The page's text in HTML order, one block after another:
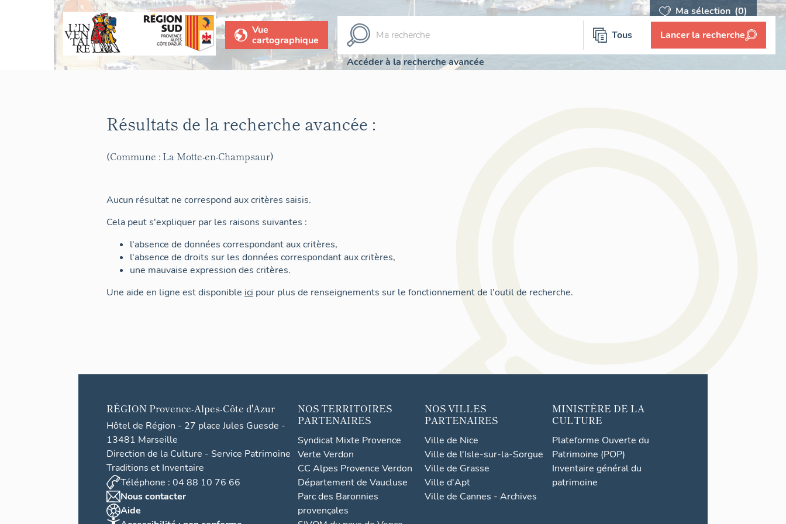
Ma sélection (0)
Vue
cartographique
Tous Lancer la recherche
Accéder à la recherche avancée
Résultats de la recherche avancée :
(Commune : La Motte-en-Champsaur)
Aucun résultat ne correspond aux critères saisis.
Cela peut s'expliquer par les raisons suivantes :
l'absence de données correspondant aux critères,
l'absence de droits sur les données correspondant aux critères,
une mauvaise expression des critères.
Une aide en ligne est disponible ici pour plus de renseignements sur le fonctionnement de l'outil de recherche.
RÉGION Provence-Alpes-Côte d'Azur
Hôtel de Région - 27 place Jules Guesde -
13481 Marseille
Direction de la Culture - Service Patrimoine
Traditions et Inventaire
Téléphone : 04 88 10 76 66
Nous contacter
Aide
NOS TERRITOIRES
PARTENAIRES
Syndicat Mixte Provence
Verte Verdon
CC Alpes Provence Verdon
Département de Vaucluse
Parc des Baronnies
provençales
NOS VILLES
PARTENAIRES
Ville de Nice
Ville de l'Isle-sur-la-Sorgue
Ville de Grasse
Ville d'Apt
Ville de Cannes - Archives
MINISTÈRE DE LA
CULTURE
Plateforme Ouverte du
Patrimoine (POP)
Inventaire général du
patrimoine